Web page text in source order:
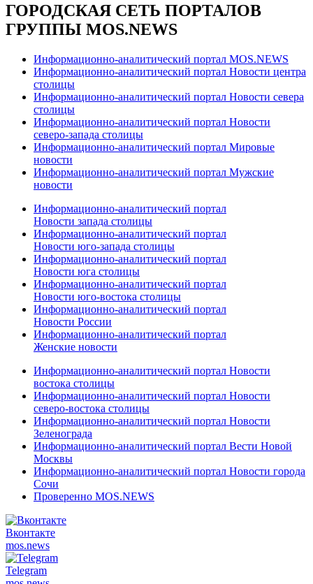
ГОРОДСКАЯ СЕТЬ ПОРТАЛОВ
ГРУППЫ MOS.NEWS
Информационно-аналитический портал MOS.NEWS
Информационно-аналитический портал Новости центра
столицы
Информационно-аналитический портал Новости севера
столицы
Информационно-аналитический портал Новости
северо-запада столицы
Информационно-аналитический портал Мировые
новости
Информационно-аналитический портал Мужские
новости
Информационно-аналитический портал
Новости запада столицы
Информационно-аналитический портал
Новости юго-запада столицы
Информационно-аналитический портал
Новости юга столицы
Информационно-аналитический портал
Новости юго-востока столицы
Информационно-аналитический портал
Новости России
Информационно-аналитический портал
Женские новости
Информационно-аналитический портал Новости
востока столицы
Информационно-аналитический портал Новости
северо-востока столицы
Информационно-аналитический портал Новости
Зеленограда
Информационно-аналитический портал Вести Новой
Москвы
Информационно-аналитический портал Новости города
Сочи
Проверенно MOS.NEWS
Вконтакте
mos.news
Telegram